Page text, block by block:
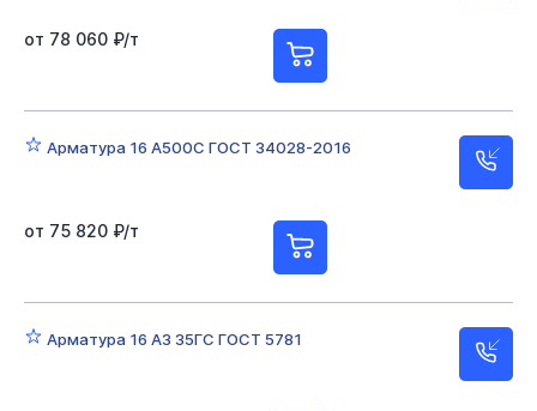
от 78 060 ₽/т
Арматура 16 А500С ГОСТ 34028-2016
от 75 820 ₽/т
Арматура 16 А3 35ГС ГОСТ 5781